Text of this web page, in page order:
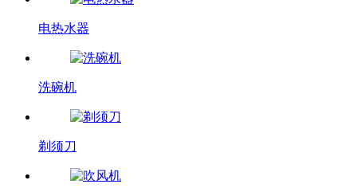
电热水器
洗碗机
剃须刀